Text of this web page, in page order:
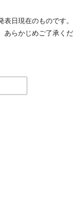
日現在のものです。
あらかじめご了承くだ